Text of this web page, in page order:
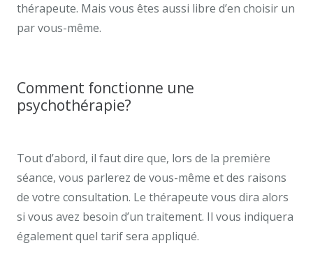
thérapeute. Mais vous êtes aussi libre d’en choisir un
par vous-même.
Comment fonctionne une
psychothérapie?
Tout d’abord, il faut dire que, lors de la première
séance, vous parlerez de vous-même et des raisons
de votre consultation. Le thérapeute vous dira alors
si vous avez besoin d’un traitement. Il vous indiquera
également quel tarif sera appliqué.